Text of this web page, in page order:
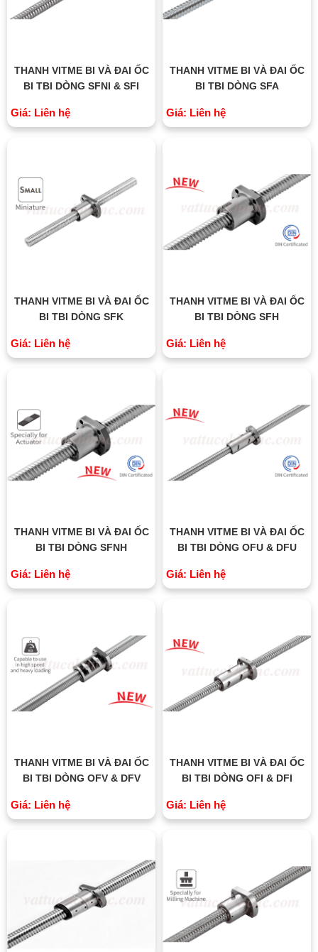
THANH VITME BI VÀ ĐAI ỐC
BI TBI DÒNG SFNI & SFI
Giá: Liên hệ
THANH VITME BI VÀ ĐAI ỐC
BI TBI DÒNG SFA
Giá: Liên hệ
THANH VITME BI VÀ ĐAI ỐC
BI TBI DÒNG SFK
Giá: Liên hệ
THANH VITME BI VÀ ĐAI ỐC
BI TBI DÒNG SFH
Giá: Liên hệ
THANH VITME BI VÀ ĐAI ỐC
BI TBI DÒNG SFNH
Giá: Liên hệ
THANH VITME BI VÀ ĐAI ỐC
BI TBI DÒNG OFU & DFU
Giá: Liên hệ
THANH VITME BI VÀ ĐAI ỐC
BI TBI DÒNG OFV & DFV
Giá: Liên hệ
THANH VITME BI VÀ ĐAI ỐC
BI TBI DÒNG OFI & DFI
Giá: Liên hệ